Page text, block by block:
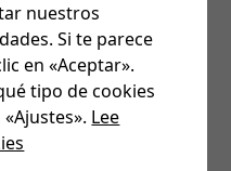
nuestros
Si te parece
en «Aceptar».
tipo de cookies
Lee